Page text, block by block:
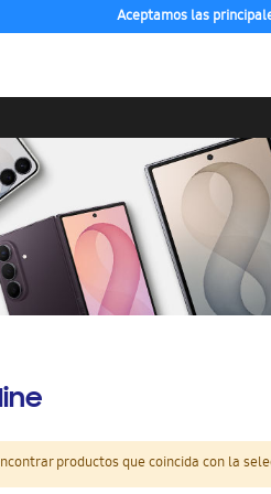
Aceptamos las
productos que coincida con la